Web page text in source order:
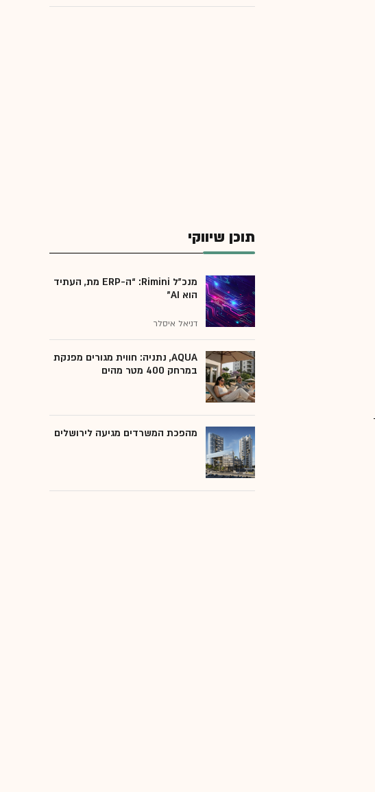
תוכן שיווקי
מנכ״ל Rimini: “ה-ERP מת, העתיד
הוא AI"
דניאל איסלר
AQUA, נתניה: חווית מגורים מפנקת
במרחק 400 מטר מהים
מהפכת המשרדים מגיעה לירושלים